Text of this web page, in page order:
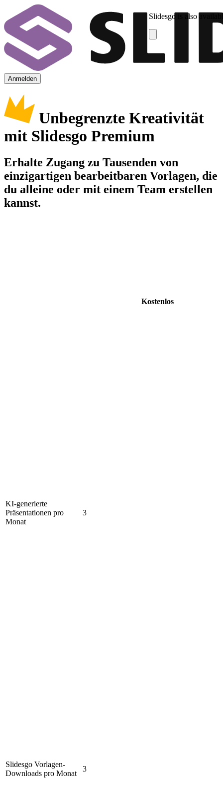
Slidesgo is also
Anmelden
Unbegrenzte Kreativität
mit Slidesgo Premium
Erhalte Zugang zu Tausenden von
einzigartigen bearbeitbaren Vorlagen, die
du alleine oder mit einem Team erstellen
kannst.
Kostenlos
KI-generierte
Präsentationen pro
Monat
3
Slidesgo Vorlagen-
Downloads pro Monat
3